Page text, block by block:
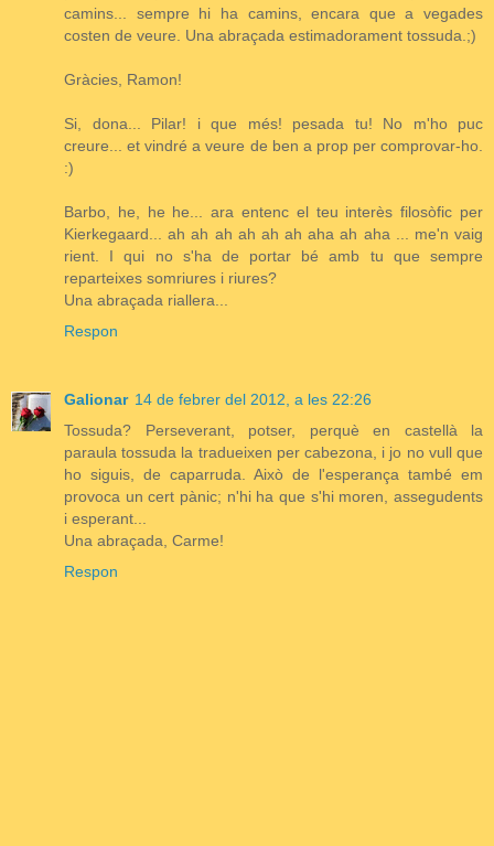
camins... sempre hi ha camins, encara que a vegades
costen de veure. Una abraçada estimadorament tossuda.;)
Gràcies, Ramon!
Si, dona... Pilar! i que més! pesada tu! No m'ho puc
creure... et vindré a veure de ben a prop per comprovar-ho.
:)
Barbo, he, he he... ara entenc el teu interès filosòfic per
Kierkegaard... ah ah ah ah ah ah aha ah aha ... me'n vaig
rient. I qui no s'ha de portar bé amb tu que sempre
reparteixes somriures i riures?
Una abraçada riallera...
Respon
Galionar 14 de febrer del 2012, a les 22:26
Tossuda? Perseverant, potser, perquè en castellà la
paraula tossuda la tradueixen per cabezona, i jo no vull que
ho siguis, de caparruda. Això de l'esperança també em
provoca un cert pànic; n'hi ha que s'hi moren, assegudents
i esperant...
Una abraçada, Carme!
Respon